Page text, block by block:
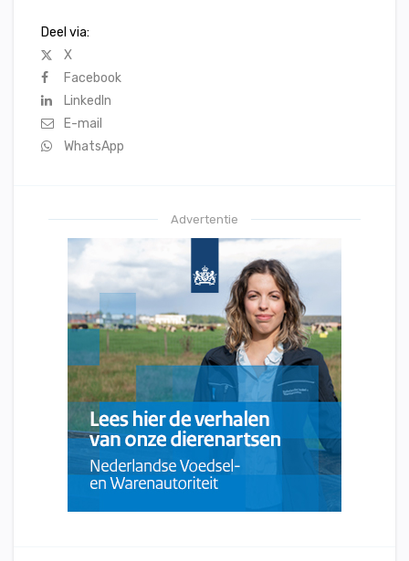
Deel via:
X
Facebook
LinkedIn
E-mail
WhatsApp
Advertentie